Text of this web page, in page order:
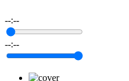
--:--
--:--